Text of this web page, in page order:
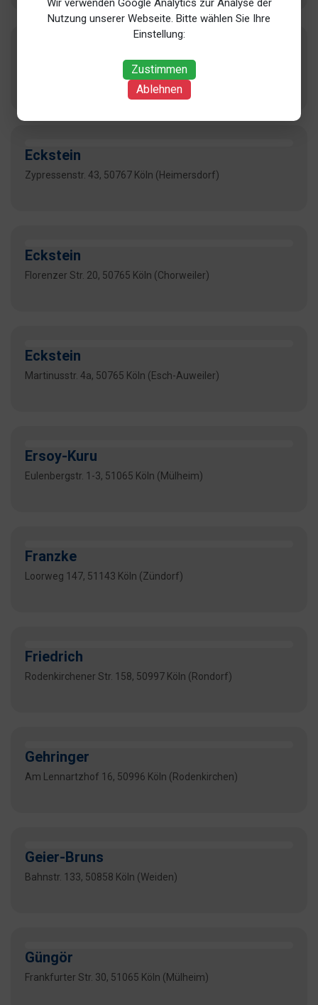
Wir verwenden Google Analytics zur Analyse der
Nutzung unserer Webseite. Bitte wählen Sie Ihre
Einstellung:
Zustimmen
Ablehnen
Engelbertstr. 65, 50674 Köln (Neustadt)
Eckstein
Zypressenstr. 43, 50767 Köln (Heimersdorf)
Eckstein
Florenzer Str. 20, 50765 Köln (Chorweiler)
Eckstein
Martinusstr. 4a, 50765 Köln (Esch-Auweiler)
Ersoy-Kuru
Eulenbergstr. 1-3, 51065 Köln (Mülheim)
Franzke
Loorweg 147, 51143 Köln (Zündorf)
Friedrich
Rodenkirchener Str. 158, 50997 Köln (Rondorf)
Gehringer
Am Lennartzhof 16, 50996 Köln (Rodenkirchen)
Geier-Bruns
Bahnstr. 133, 50858 Köln (Weiden)
Güngör
Frankfurter Str. 30, 51065 Köln (Mülheim)